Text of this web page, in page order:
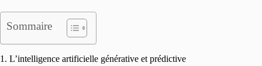
Sommaire
1. L’intelligence artificielle générative et prédictive